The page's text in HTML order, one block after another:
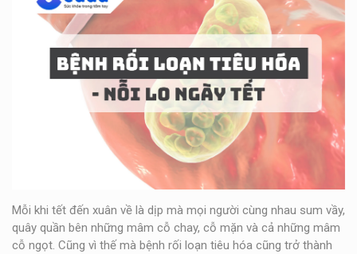
Mỗi khi tết đến xuân về là dịp mà mọi người cùng nhau sum vầy,
quây quần bên những mâm cỗ chay, cỗ mặn và cả những mâm
cỗ ngọt. Cũng vì thế mà bệnh rối loạn tiêu hóa cũng trở thành